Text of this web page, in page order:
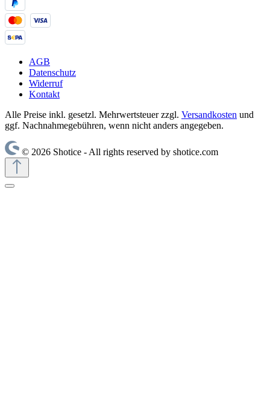
AGB
Datenschutz
Widerruf
Kontakt
Alle Preise inkl. gesetzl. Mehrwertsteuer zzgl. Versandkosten und
ggf. Nachnahmegebühren, wenn nicht anders angegeben.
© 2026 Shotice - All rights reserved by shotice.com